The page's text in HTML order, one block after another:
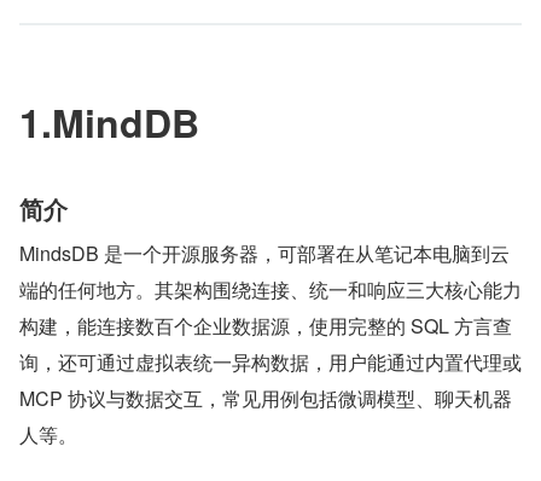
1.MindDB
简介
MindsDB 是一个开源服务器，可部署在从笔记本电脑到云
端的任何地方。其架构围绕连接、统一和响应三大核心能力
构建，能连接数百个企业数据源，使用完整的 SQL 方言查
询，还可通过虚拟表统一异构数据，用户能通过内置代理或
MCP 协议与数据交互，常见用例包括微调模型、聊天机器
人等。